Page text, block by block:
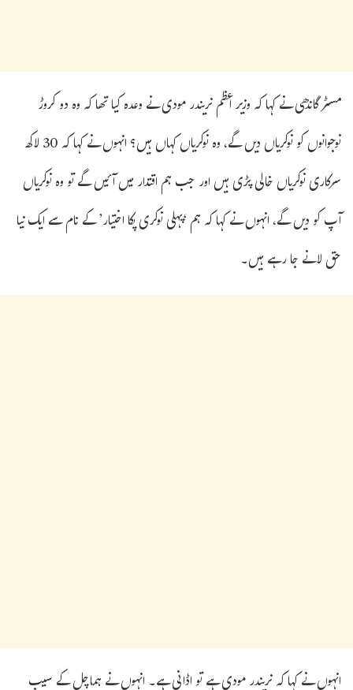
مسٹر گاندھی نے کہا کہ وزیر اعظم نریندر مودی نے وعدہ کیا تھا کہ وہ دو کروڑ
نوجوانوں کو نوکریاں دیں گے، وہ نوکریاں کہاں ہیں؟ انہوں نے کہا کہ 30 لاکھ
سرکاری نوکریاں خالی پڑی ہیں اور جب ہم اقتدار میں آئیں گے تو وہ نوکریاں
آپ کو دیں گے، انہوں نے کہا کہ ہم ‘پہلی نوکری پکا اختیار’ کے نام سے ایک نیا
حق لانے جا رہے ہیں۔